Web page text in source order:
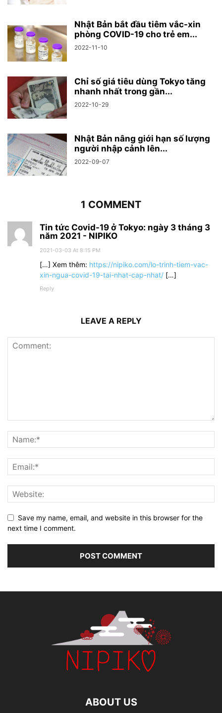
Nhật Bản bắt đầu tiêm vắc-xin
phòng COVID-19 cho trẻ em...
2022-11-10
Chỉ số giá tiêu dùng Tokyo tăng
nhanh nhất trong gần...
2022-10-29
Nhật Bản nâng giới hạn số lượng
người nhập cảnh lên...
2022-09-07
1 COMMENT
Tin tức Covid-19 ở Tokyo: ngày 3 tháng 3
năm 2021 - NIPIKO
2021-03-03 At 8:15 PM
[…] Xem thêm: https://nipiko.com/lo-trinh-tiem-vac-
xin-ngua-covid-19-tai-nhat-cap-nhat/ […]
Reply
LEAVE A REPLY
Save my name, email, and website in this browser for the
next time I comment.
ABOUT US